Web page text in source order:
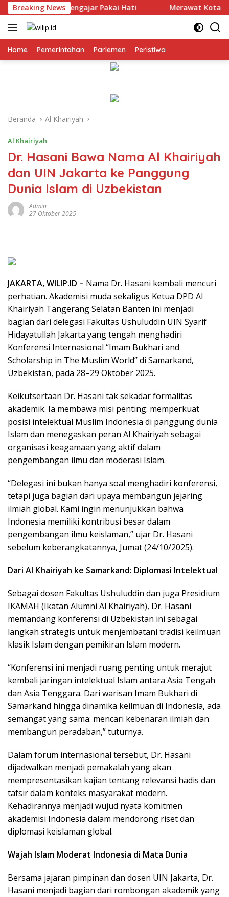
Langsung
ke
konten
Breaking News
Mengajar Pakai Hati Merawat Kota, Merawat
Home Pemerintahan Parlemen Peristiwa
Beranda Al Khairiyah
Al Khairiyah
Dr. Hasani Bawa Nama Al Khairiyah
dan UIN Jakarta ke Panggung
Dunia Islam di Uzbekistan
Admin
27 Oktober 2025
JAKARTA, WILIP.ID – Nama Dr. Hasani kembali mencuri
perhatian. Akademisi muda sekaligus Ketua DPD Al
Khairiyah Tangerang Selatan Banten ini menjadi
bagian dari delegasi Fakultas Ushuluddin UIN Syarif
Hidayatullah Jakarta yang tengah menghadiri
Konferensi Internasional “Imam Bukhari and
Scholarship in The Muslim World” di Samarkand,
Uzbekistan, pada 28–29 Oktober 2025.
Keikutsertaan Dr. Hasani tak sekadar formalitas
akademik. Ia membawa misi penting: memperkuat
posisi intelektual Muslim Indonesia di panggung dunia
Islam dan menegaskan peran Al Khairiyah sebagai
organisasi keagamaan yang aktif dalam
pengembangan ilmu dan moderasi Islam.
“Delegasi ini bukan hanya soal menghadiri konferensi,
tetapi juga bagian dari upaya membangun jejaring
ilmiah global. Kami ingin menunjukkan bahwa
Indonesia memiliki kontribusi besar dalam
pengembangan ilmu keislaman,” ujar Dr. Hasani
sebelum keberangkatannya, Jumat (24/10/2025).
Dari Al Khairiyah ke Samarkand: Diplomasi Intelektual
Sebagai dosen Fakultas Ushuluddin dan juga Presidium
IKAMAH (Ikatan Alumni Al Khairiyah), Dr. Hasani
memandang konferensi di Uzbekistan ini sebagai
langkah strategis untuk menjembatani tradisi keilmuan
klasik Islam dengan pemikiran Islam modern.
“Konferensi ini menjadi ruang penting untuk merajut
kembali jaringan intelektual Islam antara Asia Tengah
dan Asia Tenggara. Dari warisan Imam Bukhari di
Samarkand hingga dinamika keilmuan di Indonesia, ada
semangat yang sama: mencari kebenaran ilmiah dan
membangun peradaban,” tuturnya.
Dalam forum internasional tersebut, Dr. Hasani
dijadwalkan menjadi pemakalah yang akan
mempresentasikan kajian tentang relevansi hadis dan
tafsir dalam konteks masyarakat modern.
Kehadirannya menjadi wujud nyata komitmen
akademisi Indonesia dalam mendorong riset dan
diplomasi keislaman global.
Wajah Islam Moderat Indonesia di Mata Dunia
Bersama jajaran pimpinan dan dosen UIN Jakarta, Dr.
Hasani menjadi bagian dari rombongan akademik yang